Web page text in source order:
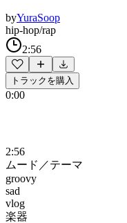
byYuraSoop
hip-hop/rap
2:56
トラックを購入
0:00
2:56
ムード／テーマ
groovy
sad
vlog
楽器